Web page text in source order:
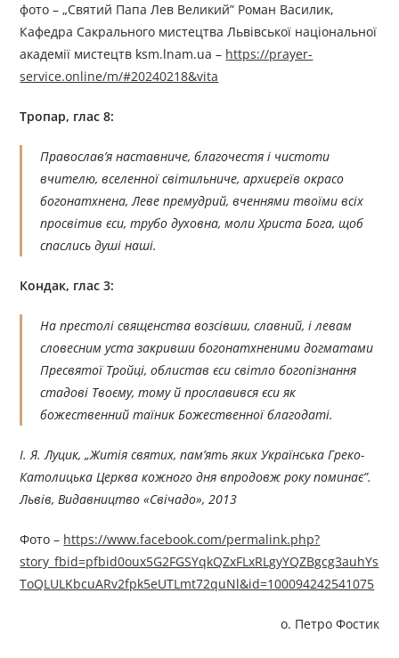
фото – „Святий Папа Лев Великий” Роман Василик,
Кафедра Сакрального мистецтва Львівської національної
академії мистецтв ksm.lnam.ua – https://prayer-
service.online/m/#20240218&vita
Тропар, глас 8:
Православ’я наставниче, благочестя і чистоти
вчителю, вселенної світильниче, архиєреїв окрасо
богонатхнена, Леве премудрий, вченнями твоїми всіх
просвітив єси, трубо духовна, моли Христа Бога, щоб
спаслись душі наші.
Кондак, глас 3:
На престолі священства возсівши, славний, і левам
словесним уста закривши богонатхненими догматами
Пресвятої Тройці, облистав єси світло богопізнання
стадові Твоєму, тому й прославився єси як
божественний таїник Божественної благодаті.
І. Я. Луцик, „Житія святих, пам’ять яких Українська Греко-
Католицька Церква кожного дня впродовж року поминає”.
Львів, Видавництво «Свічадо», 2013
Фото – https://www.facebook.com/permalink.php?
story_fbid=pfbid0oux5G2FGSYqkQZxFLxRLgyYQZBgcg3auhYs
ToQLULKbcuARv2fpk5eUTLmt72quNl&id=100094242541075
о. Петро Фостик